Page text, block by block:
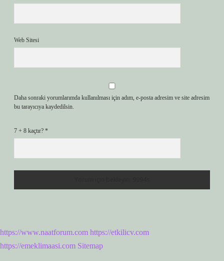
Web Sitesi
Daha sonraki yorumlarımda kullanılması için adım, e-posta adresim ve site adresim
bu tarayıcıya kaydedilsin.
7 + 8 kaçtır? *
https://www.naatforum.com https://etkilicv.com
https://emeklimaasi.com Sitemap